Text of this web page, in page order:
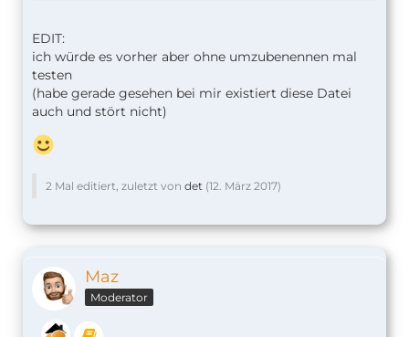
EDIT:
ich würde es vorher aber ohne umzubenennen mal
testen
(habe gerade gesehen bei mir existiert diese Datei
auch und stört nicht)
2 Mal editiert, zuletzt von det (12. März 2017)
Maz
Moderator